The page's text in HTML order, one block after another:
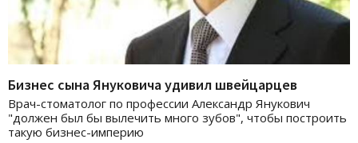
Бизнес сына Януковича удивил швейцарцев
Врач-стоматолог по профессии Александр Янукович
"должен был бы вылечить много зубов", чтобы построить
такую бизнес-империю